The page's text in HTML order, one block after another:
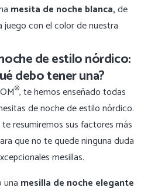
mesita de noche blanca,de
juego con el color de nuestra
de estilo nórdico:
debo tener una?
®, te hemos enseñado todas
de noche de estilo nórdico.
resumiremos sus factores más
que no te quede ninguna duda
mesillas.
una mesilla de noche elegante